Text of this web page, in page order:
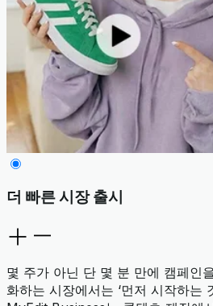
더 빠른 시장 출시
몇 주가 아닌 단 몇 분 만에 캠페인
화하는 시장에서는 ‘먼저 시작하는